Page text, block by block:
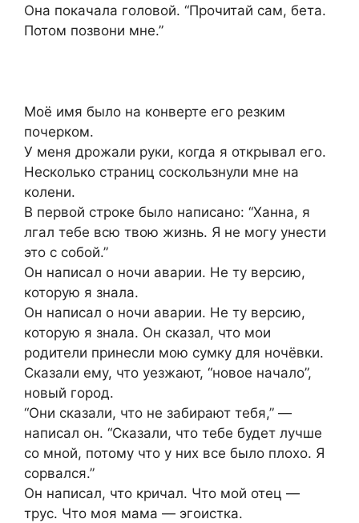
Она покачала головой. “Прочитай сам, бета.
Потом позвони мне.”
Моё имя было на конверте его резким
почерком.
У меня дрожали руки, когда я открывал его.
Несколько страниц соскользнули мне на
колени.
В первой строке было написано: “Ханна, я
лгал тебе всю твою жизнь. Я не могу унести
это с собой.”
Он написал о ночи аварии. Не ту версию,
которую я знала.
Он написал о ночи аварии. Не ту версию,
которую я знала. Он сказал, что мои
родители принесли мою сумку для ночёвки.
Сказали ему, что уезжают, “новое начало”,
новый город.
“Они сказали, что не забирают тебя,” —
написал он. “Сказали, что тебе будет лучше
со мной, потому что у них все было плохо. Я
сорвался.”
Он написал, что кричал. Что мой отец —
трус. Что моя мама — эгоистка.